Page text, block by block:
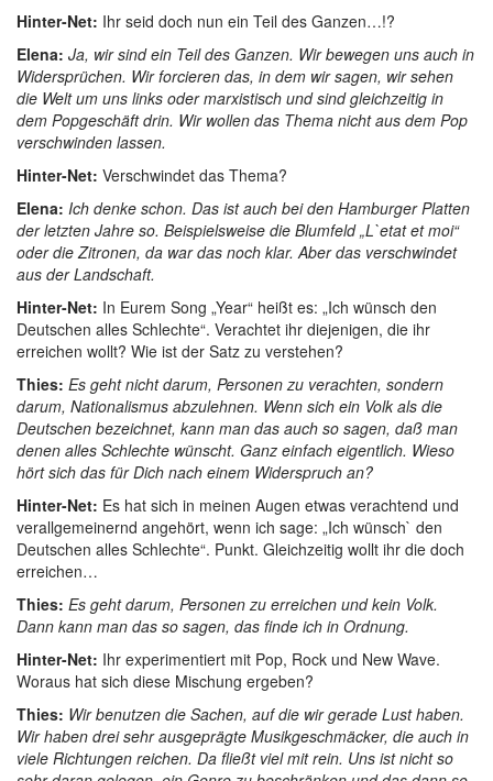
Hinter-Net: Ihr seid doch nun ein Teil des Ganzen…!?
Elena: Ja, wir sind ein Teil des Ganzen. Wir bewegen uns auch in
Widersprüchen. Wir forcieren das, in dem wir sagen, wir sehen
die Welt um uns links oder marxistisch und sind gleichzeitig in
dem Popgeschäft drin. Wir wollen das Thema nicht aus dem Pop
verschwinden lassen.
Hinter-Net: Verschwindet das Thema?
Elena: Ich denke schon. Das ist auch bei den Hamburger Platten
der letzten Jahre so. Beispielsweise die Blumfeld „L`etat et moi“
oder die Zitronen, da war das noch klar. Aber das verschwindet
aus der Landschaft.
Hinter-Net: In Eurem Song „Year“ heißt es: „Ich wünsch den
Deutschen alles Schlechte“. Verachtet ihr diejenigen, die ihr
erreichen wollt? Wie ist der Satz zu verstehen?
Thies: Es geht nicht darum, Personen zu verachten, sondern
darum, Nationalismus abzulehnen. Wenn sich ein Volk als die
Deutschen bezeichnet, kann man das auch so sagen, daß man
denen alles Schlechte wünscht. Ganz einfach eigentlich. Wieso
hört sich das für Dich nach einem Widerspruch an?
Hinter-Net: Es hat sich in meinen Augen etwas verachtend und
verallgemeinernd angehört, wenn ich sage: „Ich wünsch` den
Deutschen alles Schlechte“. Punkt. Gleichzeitig wollt ihr die doch
erreichen…
Thies: Es geht darum, Personen zu erreichen und kein Volk.
Dann kann man das so sagen, das finde ich in Ordnung.
Hinter-Net: Ihr experimentiert mit Pop, Rock und New Wave.
Woraus hat sich diese Mischung ergeben?
Thies: Wir benutzen die Sachen, auf die wir gerade Lust haben.
Wir haben drei sehr ausgeprägte Musikgeschmäcker, die auch in
viele Richtungen reichen. Da fließt viel mit rein. Uns ist nicht so